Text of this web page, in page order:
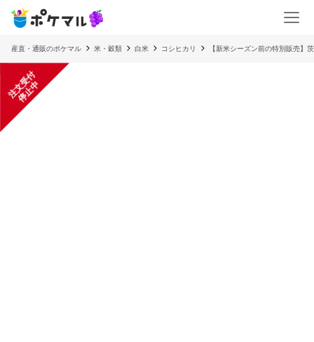
産直・通販のポケマル 米・穀類 白米 コシヒカリ 【新米シーズン前の特別販売
注
文
受
付
停
止
中